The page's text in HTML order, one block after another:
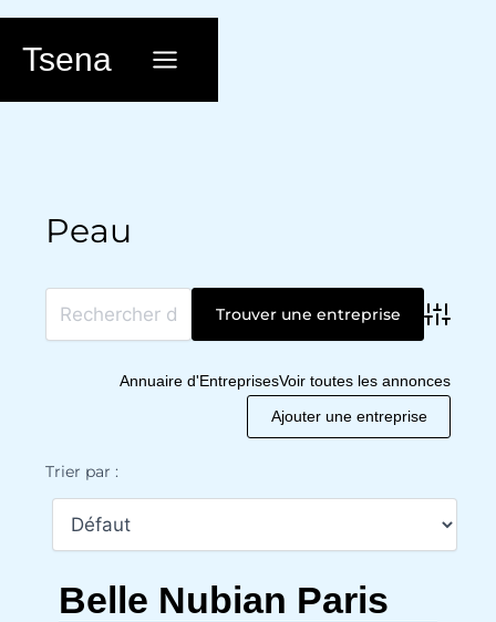
Aller
contenu
Tsena
Peau
Annuaire d'EntreprisesVoir toutes les annonces
Ajouter une entreprise
Trier par :
Belle Nubian Paris